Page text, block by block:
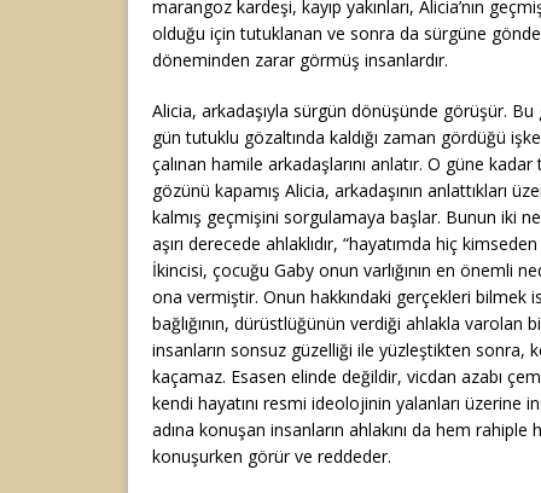
marangoz kardeşi, kayıp yakınları, Alicia’nın
olduğu için tutuklanan ve sonra da sürgüne
döneminden zarar görmüş insanlardır.
Alicia, arkadaşıyla sürgün dönüşünde görüşür.
gün tutuklu gözaltında kaldığı zaman gördüğü
çalınan hamile arkadaşlarını anlatır. O güne
gözünü kapamış Alicia, arkadaşının anlattıkları
kalmış geçmişini sorgulamaya başlar. Bunun iki
aşırı derecede ahlaklıdır, “hayatımda hiç
İkincisi, çocuğu Gaby onun varlığının en önemli
ona vermiştir. Onun hakkındaki gerçekleri bilmek
bağlığının, dürüstlüğünün verdiği ahlakla varolan
insanların sonsuz güzelliği ile yüzleştikten sonra,
kaçamaz. Esasen elinde değildir, vicdan azabı
kendi hayatını resmi ideolojinin yalanları üzerine
adına konuşan insanların ahlakını da hem rahiple
konuşurken görür ve reddeder.